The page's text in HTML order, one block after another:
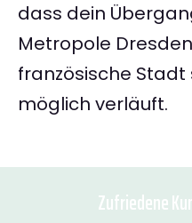
dass dein
Metropole
französische Stadt
möglich verläuft.
Zufriedene